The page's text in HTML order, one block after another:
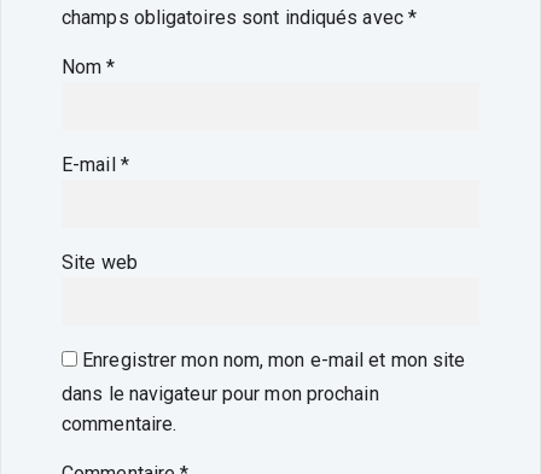
champs obligatoires sont indiqués avec *
Nom*
E-mail *
Site web
Enregistrer mon nom, mon e-mail et mon site
dans le navigateur pour mon prochain
commentaire.